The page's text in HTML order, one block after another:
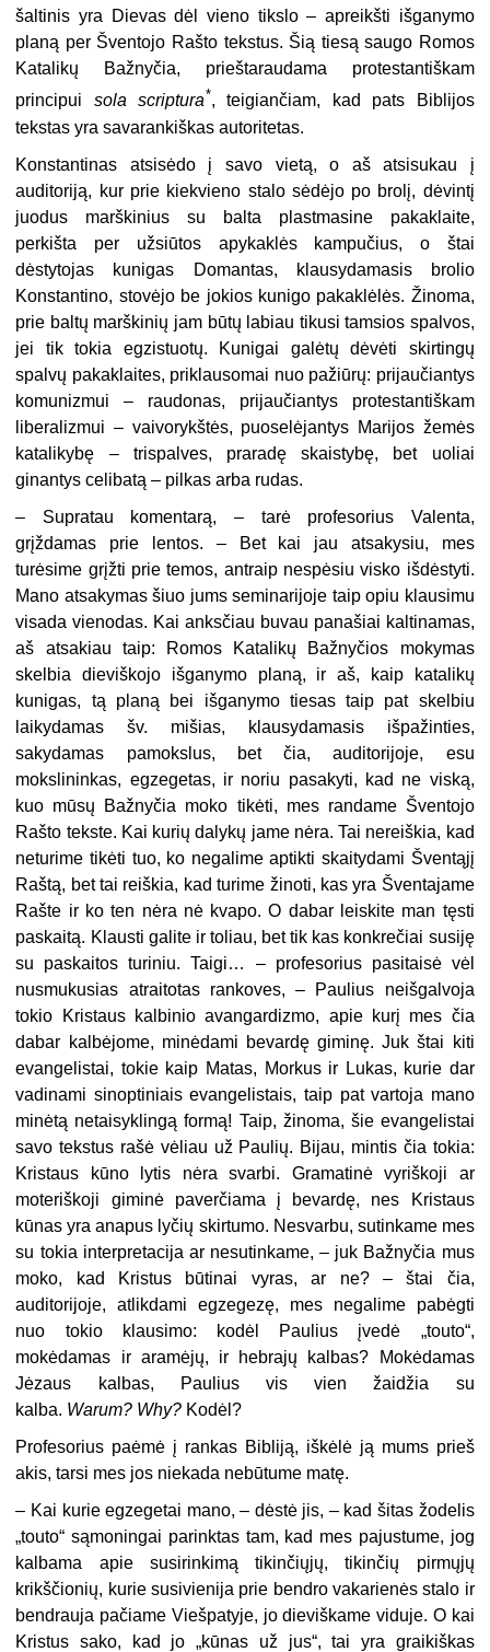
šaltinis yra Dievas dėl vieno tikslo – apreikšti išganymo
planą per Šventojo Rašto tekstus. Šią tiesą saugo Romos
Katalikų Bažnyčia, prieštaraudama protestantiškam
principui sola scriptura*, teigiančiam, kad pats Biblijos
tekstas yra savarankiškas autoritetas.
Konstantinas atsisėdo į savo vietą, o aš atsisukau į
auditoriją, kur prie kiekvieno stalo sėdėjo po brolį, dėvintį
juodus marškinius su balta plastmasine pakaklaite,
perkišta per užsiūtos apykaklės kampučius, o štai
dėstytojas kunigas Domantas, klausydamasis brolio
Konstantino, stovėjo be jokios kunigo pakaklėlės. Žinoma,
prie baltų marškinių jam būtų labiau tikusi tamsios spalvos,
jei tik tokia egzistuotų. Kunigai galėtų dėvėti skirtingų
spalvų pakaklaites, priklausomai nuo pažiūrų: prijaučiantys
komunizmui – raudonas, prijaučiantys protestantiškam
liberalizmui – vaivorykštės, puoselėjantys Marijos žemės
katalikybę – trispalves, praradę skaistybę, bet uoliai
ginantys celibatą – pilkas arba rudas.
– Supratau komentarą, – tarė profesorius Valenta,
grįždamas prie lentos. – Bet kai jau atsakysiu, mes
turėsime grįžti prie temos, antraip nespėsiu visko išdėstyti.
Mano atsakymas šiuo jums seminarijoje taip opiu klausimu
visada vienodas. Kai anksčiau buvau panašiai kaltinamas,
aš atsakiau taip: Romos Katalikų Bažnyčios mokymas
skelbia dieviškojo išganymo planą, ir aš, kaip katalikų
kunigas, tą planą bei išganymo tiesas taip pat skelbiu
laikydamas šv. mišias, klausydamasis išpažinties,
sakydamas pamokslus, bet čia, auditorijoje, esu
mokslininkas, egzegetas, ir noriu pasakyti, kad ne viską,
kuo mūsų Bažnyčia moko tikėti, mes randame Šventojo
Rašto tekste. Kai kurių dalykų jame nėra. Tai nereiškia, kad
neturime tikėti tuo, ko negalime aptikti skaitydami Šventąjį
Raštą, bet tai reiškia, kad turime žinoti, kas yra Šventajame
Rašte ir ko ten nėra nė kvapo. O dabar leiskite man tęsti
paskaitą. Klausti galite ir toliau, bet tik kas konkrečiai susiję
su paskaitos turiniu. Taigi… – profesorius pasitaisė vėl
nusmukusias atraitotas rankoves, – Paulius neišgalvoja
tokio Kristaus kalbinio avangardizmo, apie kurį mes čia
dabar kalbėjome, minėdami bevardę giminę. Juk štai kiti
evangelistai, tokie kaip Matas, Morkus ir Lukas, kurie dar
vadinami sinoptiniais evangelistais, taip pat vartoja mano
minėtą netaisyklingą formą! Taip, žinoma, šie evangelistai
savo tekstus rašė vėliau už Paulių. Bijau, mintis čia tokia:
Kristaus kūno lytis nėra svarbi. Gramatinė vyriškoji ar
moteriškoji giminė paverčiama į bevardę, nes Kristaus
kūnas yra anapus lyčių skirtumo. Nesvarbu, sutinkame mes
su tokia interpretacija ar nesutinkame, – juk Bažnyčia mus
moko, kad Kristus būtinai vyras, ar ne? – štai čia,
auditorijoje, atlikdami egzegezę, mes negalime pabėgti
nuo tokio klausimo: kodėl Paulius įvedė „touto“,
mokėdamas ir aramėjų, ir hebrajų kalbas? Mokėdamas
Jėzaus kalbas, Paulius vis vien žaidžia su
kalba. Warum? Why? Kodėl?
Profesorius paėmė į rankas Bibliją, iškėlė ją mums prieš
akis, tarsi mes jos niekada nebūtume matę.
– Kai kurie egzegetai mano, – dėstė jis, – kad šitas žodelis
„touto“ sąmoningai parinktas tam, kad mes pajustume, jog
kalbama apie susirinkimą tikinčiųjų, tikinčių pirmųjų
krikščionių, kurie susivienija prie bendro vakarienės stalo ir
bendrauja pačiame Viešpatyje, jo dieviškame viduje. O kai
Kristus sako, kad jo „kūnas už jus“, tai yra graikiškas